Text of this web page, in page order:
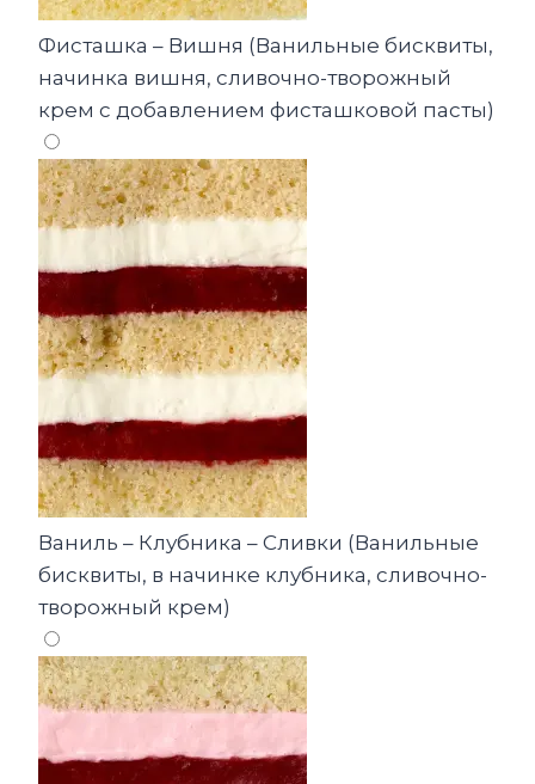
Фисташка – Вишня (Ванильные бисквиты,
начинка вишня, сливочно-творожный
крем с добавлением фисташковой пасты)
Ваниль – Клубника – Сливки (Ванильные
бисквиты, в начинке клубника, сливочно-
творожный крем)